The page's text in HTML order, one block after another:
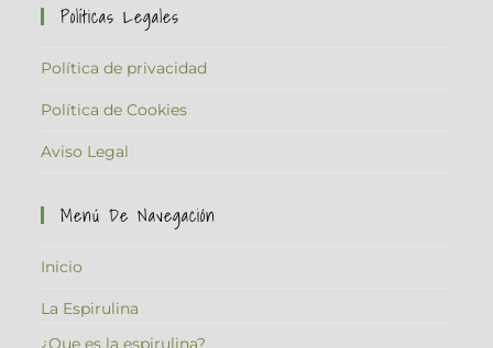
Políticas Legales
Política de privacidad
Política de Cookies
Aviso Legal
Menú De Navegación
Inicio
La Espirulina
¿Que es la espirulina?